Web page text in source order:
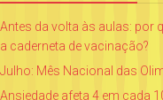
Antes da volta às aulas: por
a caderneta de vacinação?
Julho: Mês Nacional das
Ansiedade afeta 4 em cada